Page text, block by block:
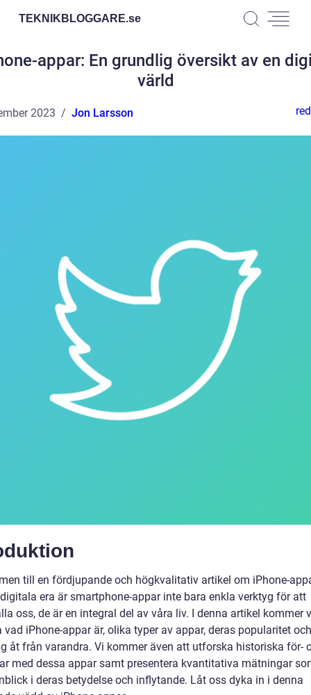
TEKNIKBLOGGARE.se
appar: En grundlig översikt av en
värld
2023 Jon Larsson
till en fördjupande och högkvalitativ artikel om iPhone-
era är smartphone-appar inte bara enkla verktyg för att
oss, de är en integral del av våra liv. I denna artikel kommer
iPhone-appar är, olika typer av appar, deras popularitet
åt från varandra. Vi kommer även att utforska historiska för-
med dessa appar samt presentera kvantitativa mätningar
i deras betydelse och inflytande. Låt oss dyka in i denna